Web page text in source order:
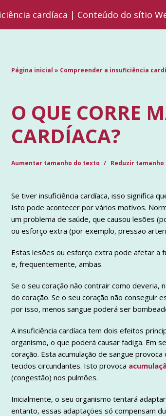
cardíaca | Conteúdo do sítio
Página inicial » Compreender a insuficiência
O QUE CORRE
CARDÍACA?
Aumentar tamanho do texto Reduzir
Se tiver insuficiência cardíaca, isso significa
Isto pode acontecer por vários motivos.
um problema de saúde, que causou lesões
ou esforço extra (por exemplo, pressão
Estas lesões ou esforço extra pode afetar a
e, frequentemente, ambas.
Se o seu coração não contrair como deveria,
do coração. Se o seu coração não conseguir
por isso, menos sangue poderá ser
A insuficiência cardíaca tem dois efeitos
organismo, o que poderá causar fadiga. Em
coração. Esta acumulação de sangue
tecidos circundantes. Isto provoca
(congestão) nos pulmões.
Inicialmente, o seu organismo tentará
entanto, essas adaptações só compensam